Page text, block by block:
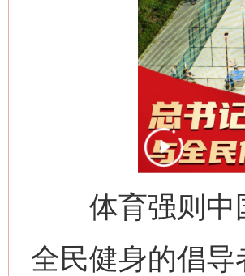
体育强则中国
全民健身的倡